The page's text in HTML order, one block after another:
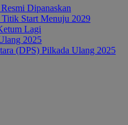
Dipanaskan
Start Menuju 2029
Lagi
2025
(DPS) Pilkada Ulang 2025